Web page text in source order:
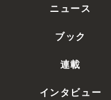
ニュース
ブック
連載
インタビュー